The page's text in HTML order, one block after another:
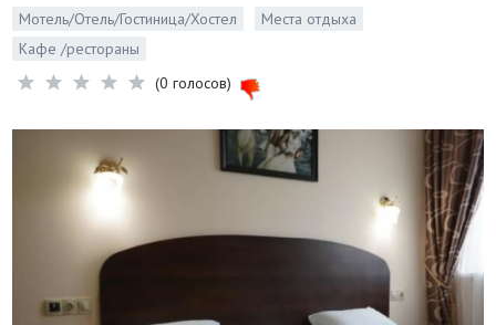
Мотель/Отель/Гостиница/Хостел
Места отдыха
Кафе /рестораны
(0 голосов)